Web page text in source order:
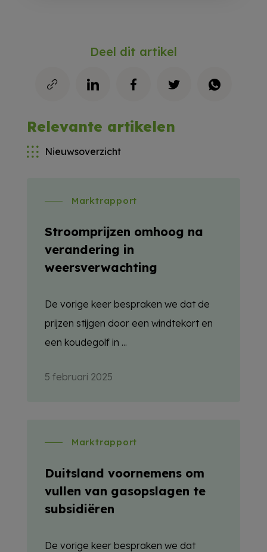
Deel dit artikel
Relevante artikelen
Nieuwsoverzicht
Marktrapport
Stroomprijzen omhoog na
verandering in
weersverwachting
De vorige keer bespraken we dat de
prijzen stijgen door een windtekort en
een koudegolf in ...
5 februari 2025
Marktrapport
Duitsland voornemens om
vullen van gasopslagen te
subsidiëren
De vorige keer bespraken we dat